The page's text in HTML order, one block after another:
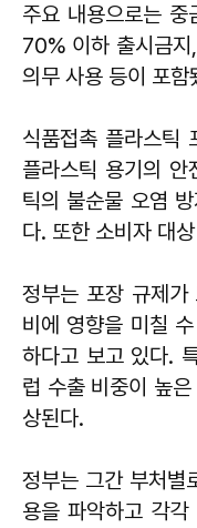
주요 내용으로는 중
70% 이하 출시금
의무 사용 등이 포함
식품접촉 플라스틱
플라스틱 용기의 안
틱의 불순물 오염
다. 또한 소비자 대
정부는 포장 규제가
비에 영향을 미칠
하다고 보고 있다.
럽 수출 비중이 높
상된다.
정부는 그간 부처별
용을 파악하고 각